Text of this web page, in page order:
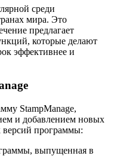
среди
мира. Это
предлагает
которые делают
эффективнее и
StampManage,
и добавлением новых
программы:
выпущенная в